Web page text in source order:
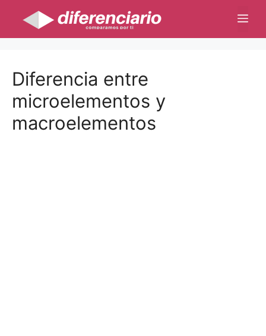
contenido
Diferencia entre
microelementos y
macroelementos